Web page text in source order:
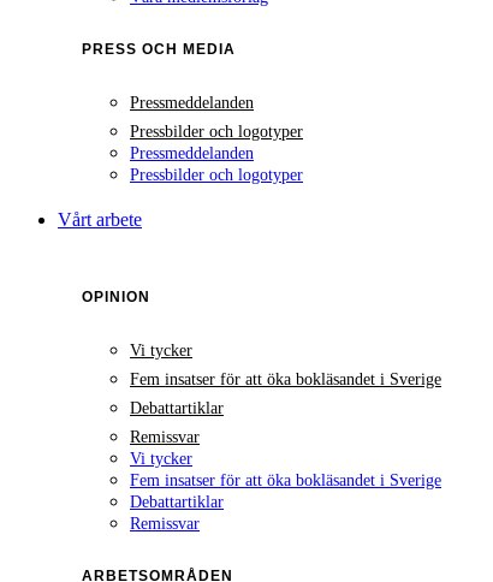
PRESS OCH MEDIA
Pressmeddelanden
Pressbilder och logotyper
Pressmeddelanden
Pressbilder och logotyper
Vårt arbete
OPINION
Vi tycker
Fem insatser för att öka bokläsandet i Sverige
Debattartiklar
Remissvar
Vi tycker
Fem insatser för att öka bokläsandet i Sverige
Debattartiklar
Remissvar
ARBETSOMRÅDEN